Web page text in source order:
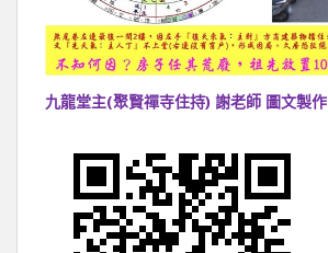
九龍堂主(聚賢禪寺住持) 謝老師 圖文製作